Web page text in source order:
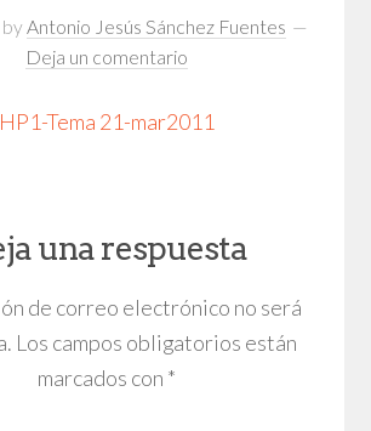
by Antonio Jesús Sánchez Fuentes
Deja un comentario
HP1-Tema 21-mar2011
una respuesta
de correo electrónico no será
Los campos obligatorios están
marcados con *